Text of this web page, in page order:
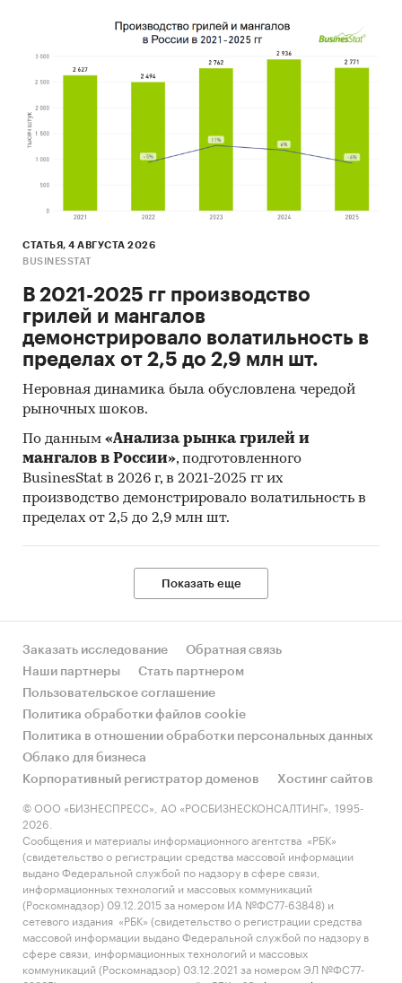
СТАТЬЯ, 4 АВГУСТА 2026
BUSINESSTAT
В 2021-2025 гг производство
грилей и мангалов
демонстрировало волатильность в
пределах от 2,5 до 2,9 млн шт.
Неровная динамика была обусловлена чередой
рыночных шоков.
По данным «Анализа рынка грилей и
мангалов в России», подготовленного
BusinesStat в 2026 г, в 2021-2025 гг их
производство демонстрировало волатильность в
пределах от 2,5 до 2,9 млн шт.
Показать еще
Заказать исследование
Обратная связь
Наши партнеры
Стать партнером
Пользовательское соглашение
Политика обработки файлов cookie
Политика в отношении обработки персональных данных
Облако для бизнеса
Корпоративный регистратор доменов
Хостинг сайтов
© ООО «БИЗНЕСПРЕСС», АО «РОСБИЗНЕСКОНСАЛТИНГ», 1995-
2026.
Сообщения и материалы информационного агентства «РБК»
(свидетельство о регистрации средства массовой информации
выдано Федеральной службой по надзору в сфере связи,
информационных технологий и массовых коммуникаций
(Роскомнадзор) 09.12.2015 за номером ИА №ФС77-63848) и
сетевого издания «РБК» (свидетельство о регистрации средства
массовой информации выдано Федеральной службой по надзору в
сфере связи, информационных технологий и массовых
коммуникаций (Роскомнадзор) 03.12.2021 за номером ЭЛ №ФС77-